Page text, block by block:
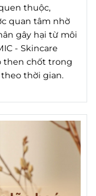
thuộc,
quan tâm nhờ
gây hại từ môi
- Skincare
then chốt trong
thời gian.